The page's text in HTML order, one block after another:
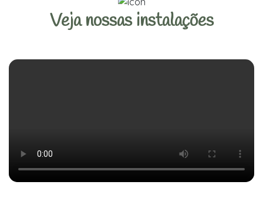
Veja nossas instalações